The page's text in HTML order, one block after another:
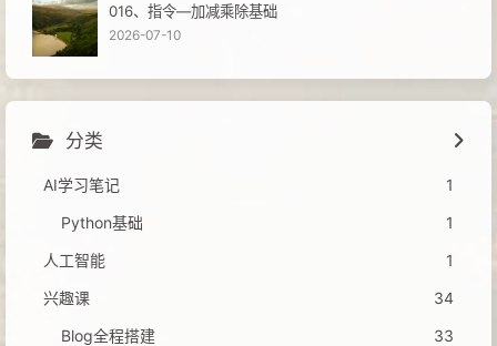
016、指令—加减乘除基础
2026-07-10
分类
AI学习笔记
1
Python基础
1
人工智能
1
兴趣课
34
Blog全程搭建
33